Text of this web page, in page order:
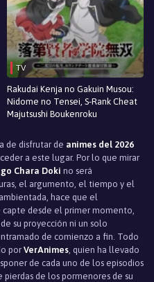
TV
Rakudai Kenja no Gakuin Musou:
Nidome no Tensei, S-Rank Cheat
Majutsushi Boukenroku
de disfrutar de animes del 2026
a este lugar. Por lo que mirar
Chara Doki no será
el argumento, el tiempo y el
hace que el
capte desde el primer momento,
su proyección ni un solo
de comienzo a fin. Todo
por VerAnimes , quien ha llevado
de cada uno de los episodios
pierdas de los pormenores de su